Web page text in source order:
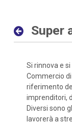
Si rinnova e
Commercio
riferimento
imprenditori,
Diversi sono
lavorerà a